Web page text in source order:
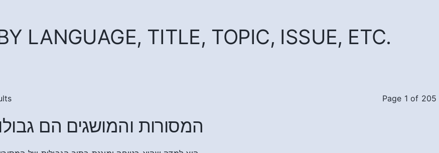
LANGUAGE, TITLE, TOPIC, ISSUE, ETC.
Page 1 of 205
המסורות והמושגים הם